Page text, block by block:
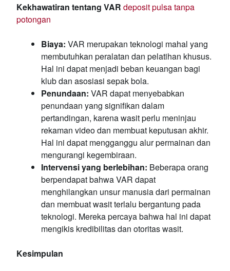
Kekhawatiran tentang VAR deposit pulsa tanpa
potongan
Biaya: VAR merupakan teknologi mahal yang
membutuhkan peralatan dan pelatihan khusus.
Hal ini dapat menjadi beban keuangan bagi
klub dan asosiasi sepak bola.
Penundaan: VAR dapat menyebabkan
penundaan yang signifikan dalam
pertandingan, karena wasit perlu meninjau
rekaman video dan membuat keputusan akhir.
Hal ini dapat mengganggu alur permainan dan
mengurangi kegembiraan.
Intervensi yang berlebihan: Beberapa orang
berpendapat bahwa VAR dapat
menghilangkan unsur manusia dari permainan
dan membuat wasit terlalu bergantung pada
teknologi. Mereka percaya bahwa hal ini dapat
mengikis kredibilitas dan otoritas wasit.
Kesimpulan